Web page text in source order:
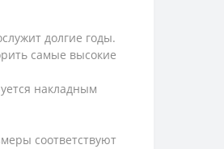
долгие годы.
самые высокие
накладным
соответствуют